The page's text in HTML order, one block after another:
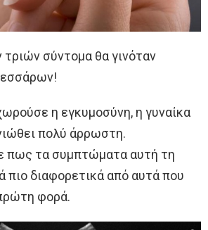
τριών σύντομα θα γινόταν
η εγκυμοσύνη, η γυναίκα
πολύ άρρωστη.
πως τα συμπτώματα αυτή τη
πιο διαφορετικά από αυτά που
φορά.